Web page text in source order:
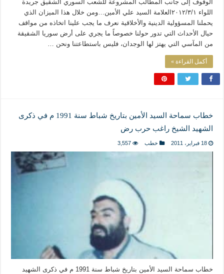
الوقوف إلى جانب المطالب المشروعة للشعب السوري الشقيق جريدة
اللواء ٢٠١٢/٣/١العلامة السيد علي الأمين…ومن خلال هذا الميزان الذي
يحملنا المسؤولية الدينية والأخلاقية نعرف ما يجب علينا اتخاذه من مواقف
حيال الأحداث التي تدور حولنا خصوصاً ما يجري على أرض سوريا الشقيقة
من المآسي التي يهتز لها الوجدان، فليس باستطاعتنا ونحن …
أكمل القراءة »
خطاب سماحة السيد الأمين بتاريخ شباط سنة 1991 م في ذكرى
الشهيد الشيخ راغب حرب رض
18 فبراير، 2011 خطب 3,557
خطاب سماحة السيد الأمين بتاريخ شباط سنة 1991 م في ذكرى الشهيد